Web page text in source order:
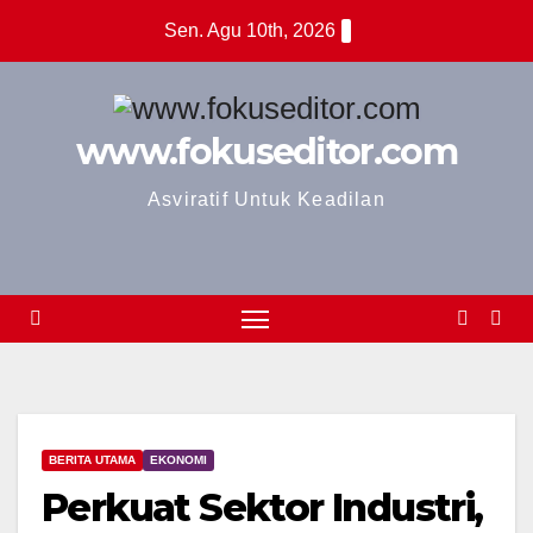
Sen. Agu 10th, 2026
www.fokuseditor.com
Asviratif Untuk Keadilan
BERITA UTAMA EKONOMI
Perkuat Sektor Industri,